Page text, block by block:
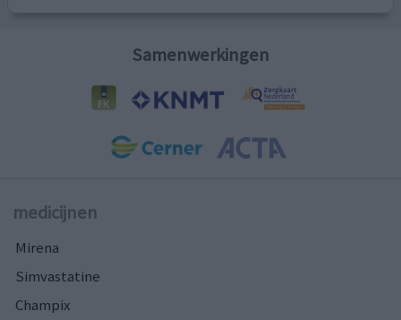
Samenwerkingen
medicijnen
Mirena
Simvastatine
Champix